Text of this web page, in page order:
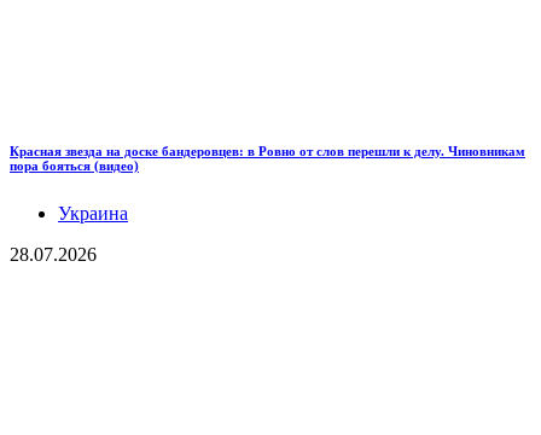
Красная звезда на доске бандеровцев: в Ровно от слов перешли к делу. Чиновникам
пора бояться (видео)
Украина
28.07.2026